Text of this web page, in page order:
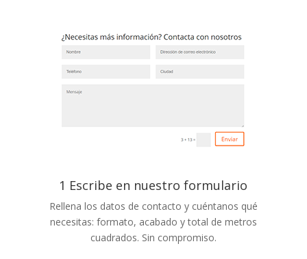
1 Escribe en nuestro formulario
Rellena los datos de contacto y cuéntanos qué
necesitas: formato, acabado y total de metros
cuadrados. Sin compromiso.